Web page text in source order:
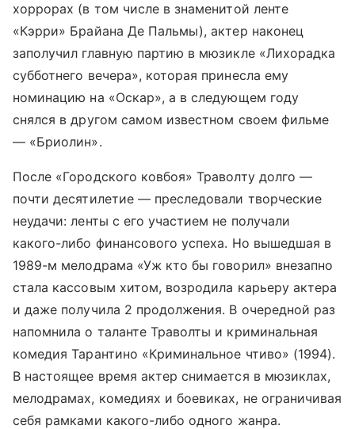
хоррорах (в том числе в знаменитой ленте
«Кэрри» Брайана Де Пальмы), актер наконец
заполучил главную партию в мюзикле «Лихорадка
субботнего вечера», которая принесла ему
номинацию на «Оскар», а в следующем году
снялся в другом самом известном своем фильме
— «Бриолин».
После «Городского ковбоя» Траволту долго —
почти десятилетие — преследовали творческие
неудачи: ленты с его участием не получали
какого-либо финансового успеха. Но вышедшая в
1989-м мелодрама «Уж кто бы говорил» внезапно
стала кассовым хитом, возродила карьеру актера
и даже получила 2 продолжения. В очередной раз
напомнила о таланте Траволты и криминальная
комедия Тарантино «Криминальное чтиво» (1994).
В настоящее время актер снимается в мюзиклах,
мелодрамах, комедиях и боевиках, не ограничивая
себя рамками какого-либо одного жанра.